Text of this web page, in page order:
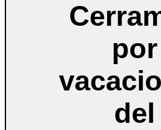
por
del